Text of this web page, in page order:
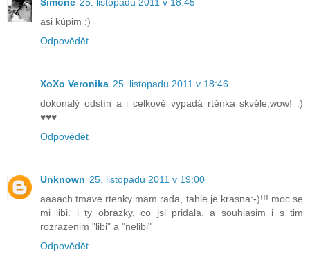
Simone 25. listopadu 2011 v 18:45
asi kúpim :)
Odpovědět
XoXo Veronika 25. listopadu 2011 v 18:46
dokonalý odstín a i celkově vypadá rtěnka skvěle,wow! :)
♥♥♥
Odpovědět
Unknown 25. listopadu 2011 v 19:00
aaaach tmave rtenky mam rada, tahle je krasna:-)!!! moc se
mi libi. i ty obrazky, co jsi pridala, a souhlasim i s tim
rozrazenim "libi" a "nelibi"
Odpovědět